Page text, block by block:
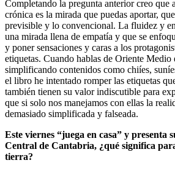
Completando la pregunta anterior creo que
crónica es la mirada que puedas aportar,
previsible y lo convencional. La fluidez y en
una mirada llena de empatía y que se
y poner sensaciones y caras a los
etiquetas. Cuando hablas de Oriente Medio
simplificando contenidos como chiíes,
el libro he intentado romper las etiquetas
también tienen su valor indiscutible para
que si solo nos manejamos con ellas la
demasiado simplificada y falseada.
Este viernes “juega en casa” y presenta
Central de Cantabria, ¿qué significa
tierra?